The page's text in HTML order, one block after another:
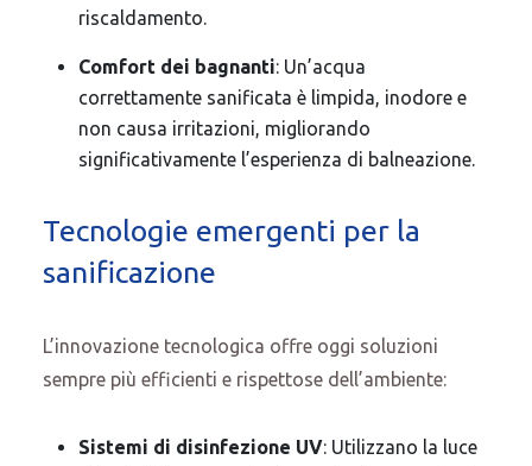
riscaldamento.
Comfort dei bagnanti: Un’acqua
correttamente sanificata è limpida, inodore e
non causa irritazioni, migliorando
significativamente l’esperienza di balneazione.
Tecnologie emergenti per la
sanificazione
L’innovazione tecnologica offre oggi soluzioni
sempre più efficienti e rispettose dell’ambiente:
Sistemi di disinfezione UV: Utilizzano la luce